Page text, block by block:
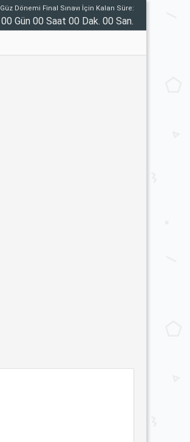
Güz Dönemi Final Sınavı İçin Kalan Süre:
00 Gün 00 Saat 00 Dak. 00 San.